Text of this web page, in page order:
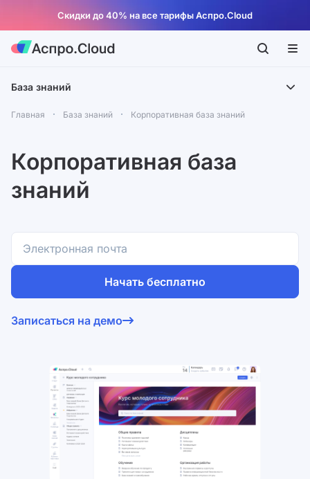
Скидки до 40% на все тарифы Аспро.Cloud
База знаний
Главная База знаний Корпоративная база знаний
Корпоративная база
знаний
Начать бесплатно
условиями оферты.
Записаться на демо